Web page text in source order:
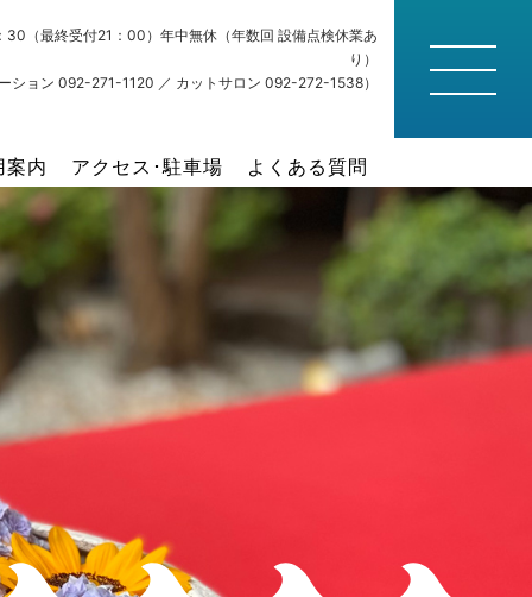
（最終受付21：00）年中無休（年数回 設備点検休業あ
り）
ョン 092-271-1120 ／ カットサロン 092-272-1538）
案内 アクセス･駐車場 よくある質問